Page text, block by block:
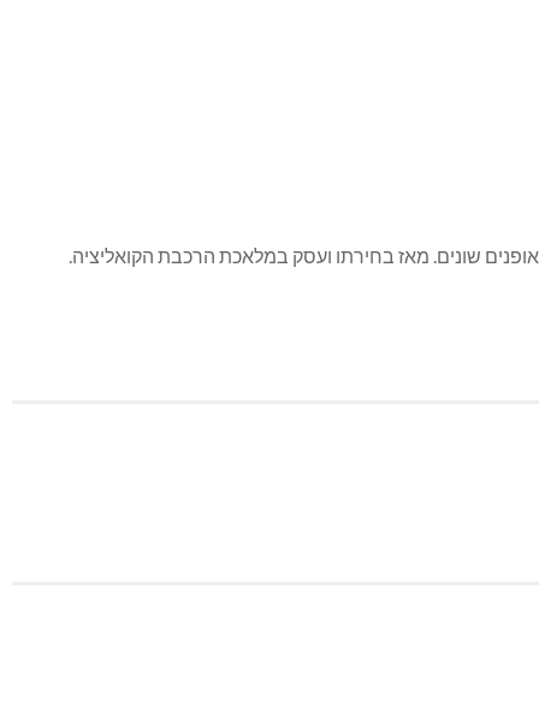
שונים. מאז בחירתו ועסק במלאכת הרכבת הקואליציה.